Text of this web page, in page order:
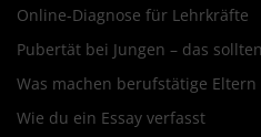
Online-Diagnose für Lehrkräfte
Pubertät bei Jungen – das
Was machen berufstätige
Wie du ein Essay verfasst